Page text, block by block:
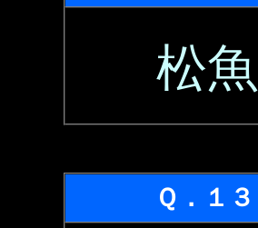
松魚
Ｑ．１３